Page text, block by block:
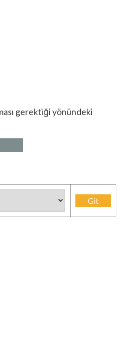
gerektiği yönündeki
Git